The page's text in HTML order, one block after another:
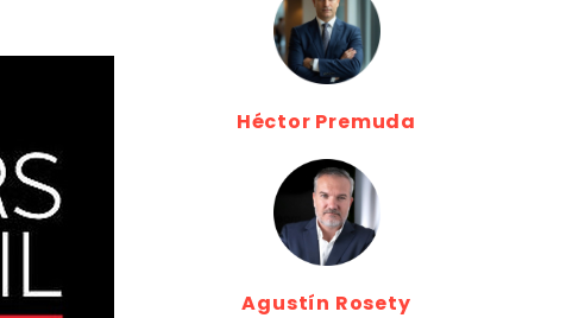
Héctor Premuda
Agustín Rosety